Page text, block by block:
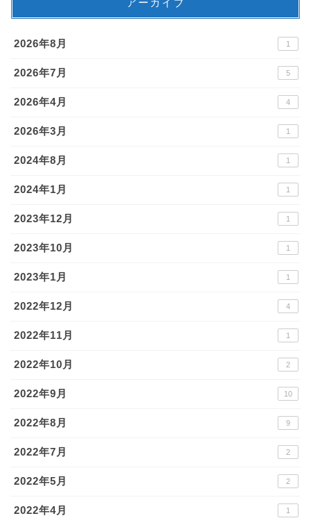
2026年8月 1
2026年7月 5
2026年4月 4
2026年3月 1
2024年8月 1
2024年1月 1
2023年12月 1
2023年10月 1
2023年1月 1
2022年12月 4
2022年11月 1
2022年10月 2
2022年9月 10
2022年8月 9
2022年7月 2
2022年5月 2
2022年4月 1